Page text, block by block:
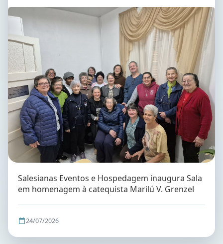
Salesianas Eventos e Hospedagem inaugura Sala
em homenagem à catequista Marilú V. Grenzel
24/07/2026